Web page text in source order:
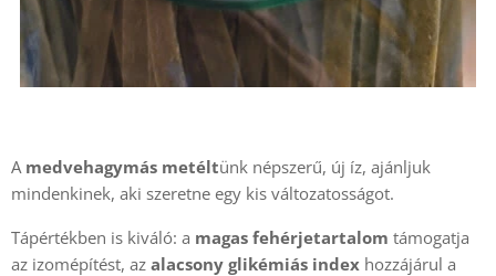
A medvehagymás metéltünk népszerű, új íz, ajánljuk
mindenkinek, aki szeretne egy kis változatosságot.
Tápértékben is kiváló: a magas fehérjetartalom támogatja
az izomépítést, az alacsony glikémiás index hozzájárul a